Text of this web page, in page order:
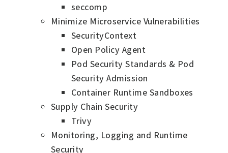
seccomp
Minimize Microservice Vulnerabilities
SecurityContext
Open Policy Agent
Pod Security Standards & Pod
Security Admission
Container Runtime Sandboxes
Supply Chain Security
Trivy
Monitoring, Logging and Runtime
Security